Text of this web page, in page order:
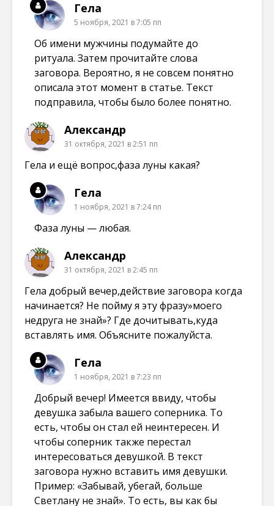
Гела
5 ноября, 2021 в 7:05 пп
Об имени мужчины подумайте до
ритуала. Затем прочитайте слова
заговора. Вероятно, я не совсем понятно
описала этот момент в статье. Текст
подправила, чтобы было более понятно.
Александр
31 октября, 2021 в 2:51 пп
Гела и ещё вопрос,фаза луны какая?
Гела
1 ноября, 2021 в 7:24 пп
Фаза луны — любая.
Александр
31 октября, 2021 в 2:45 пп
Гела добрый вечер,действие заговора когда
начинается? Не пойму я эту фразу»моего
недруга не знай»? Где дочитывать,куда
вставлять имя. Объясните пожалуйста.
Гела
1 ноября, 2021 в 7:23 пп
Добрый вечер! Имеется ввиду, чтобы
девушка забыла вашего соперника. То
есть, чтобы он стал ей неинтересен. И
чтобы соперник также перестал
интересоваться девушкой. В текст
заговора нужно вставить имя девушки.
Пример: «Забывай, убегай, больше
Светлану не знай». То есть, вы как бы